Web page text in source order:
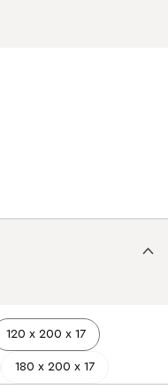
120 х 200 х 17
180 х 200 х 17